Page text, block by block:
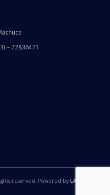
– 72836471
reserved. Powered by LA